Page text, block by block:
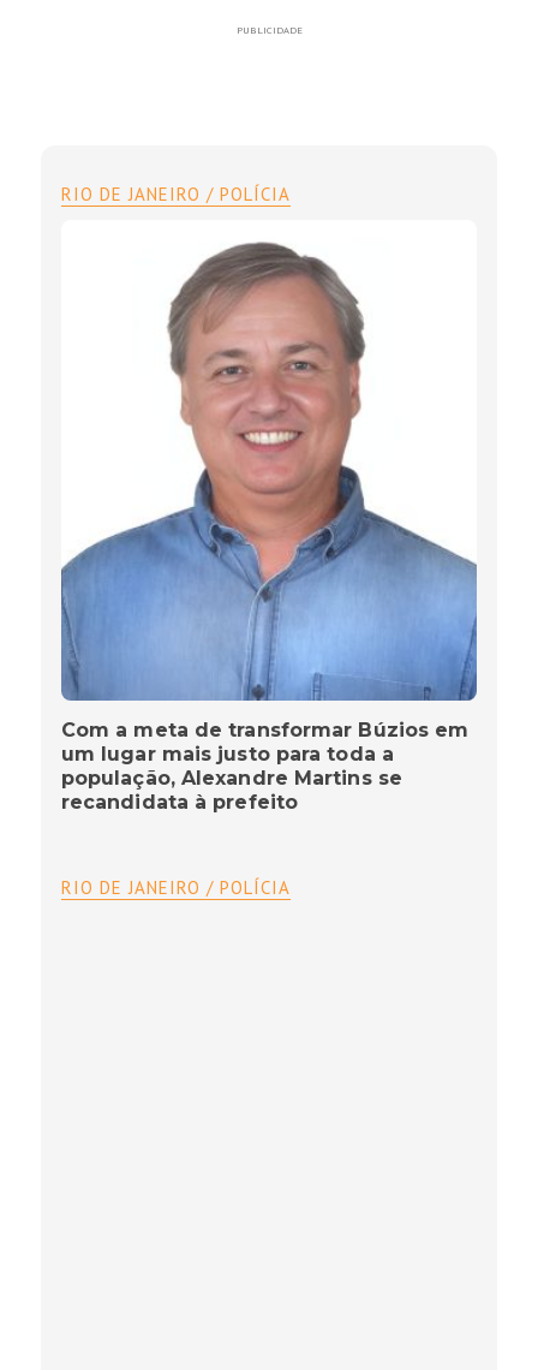
PUBLICIDADE
RIO DE JANEIRO / POLÍCIA
Com a meta de transformar Búzios em
um lugar mais justo para toda a
população, Alexandre Martins se
recandidata à prefeito
RIO DE JANEIRO / POLÍCIA